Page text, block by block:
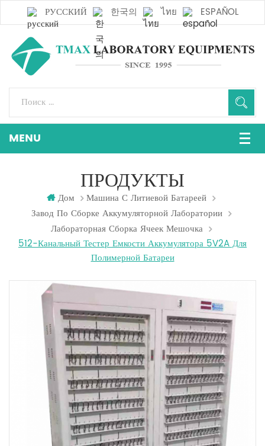
РУССКИЙ 한국의 ไทย ESPAÑOL
ПРОДУКТЫ
Дом
Машина С Литиевой Батареей
Завод По Сборке Аккумуляторной Лаборатории
Лабораторная Сборка Ячеек Мешочка
512-Канальный Тестер Емкости Аккумулятора 5V2A Для
Полимерной Батареи